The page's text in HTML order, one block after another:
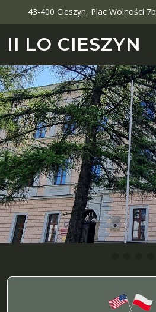
43-400 Cieszyn, Plac Wolności 7b
II LO CIESZYN